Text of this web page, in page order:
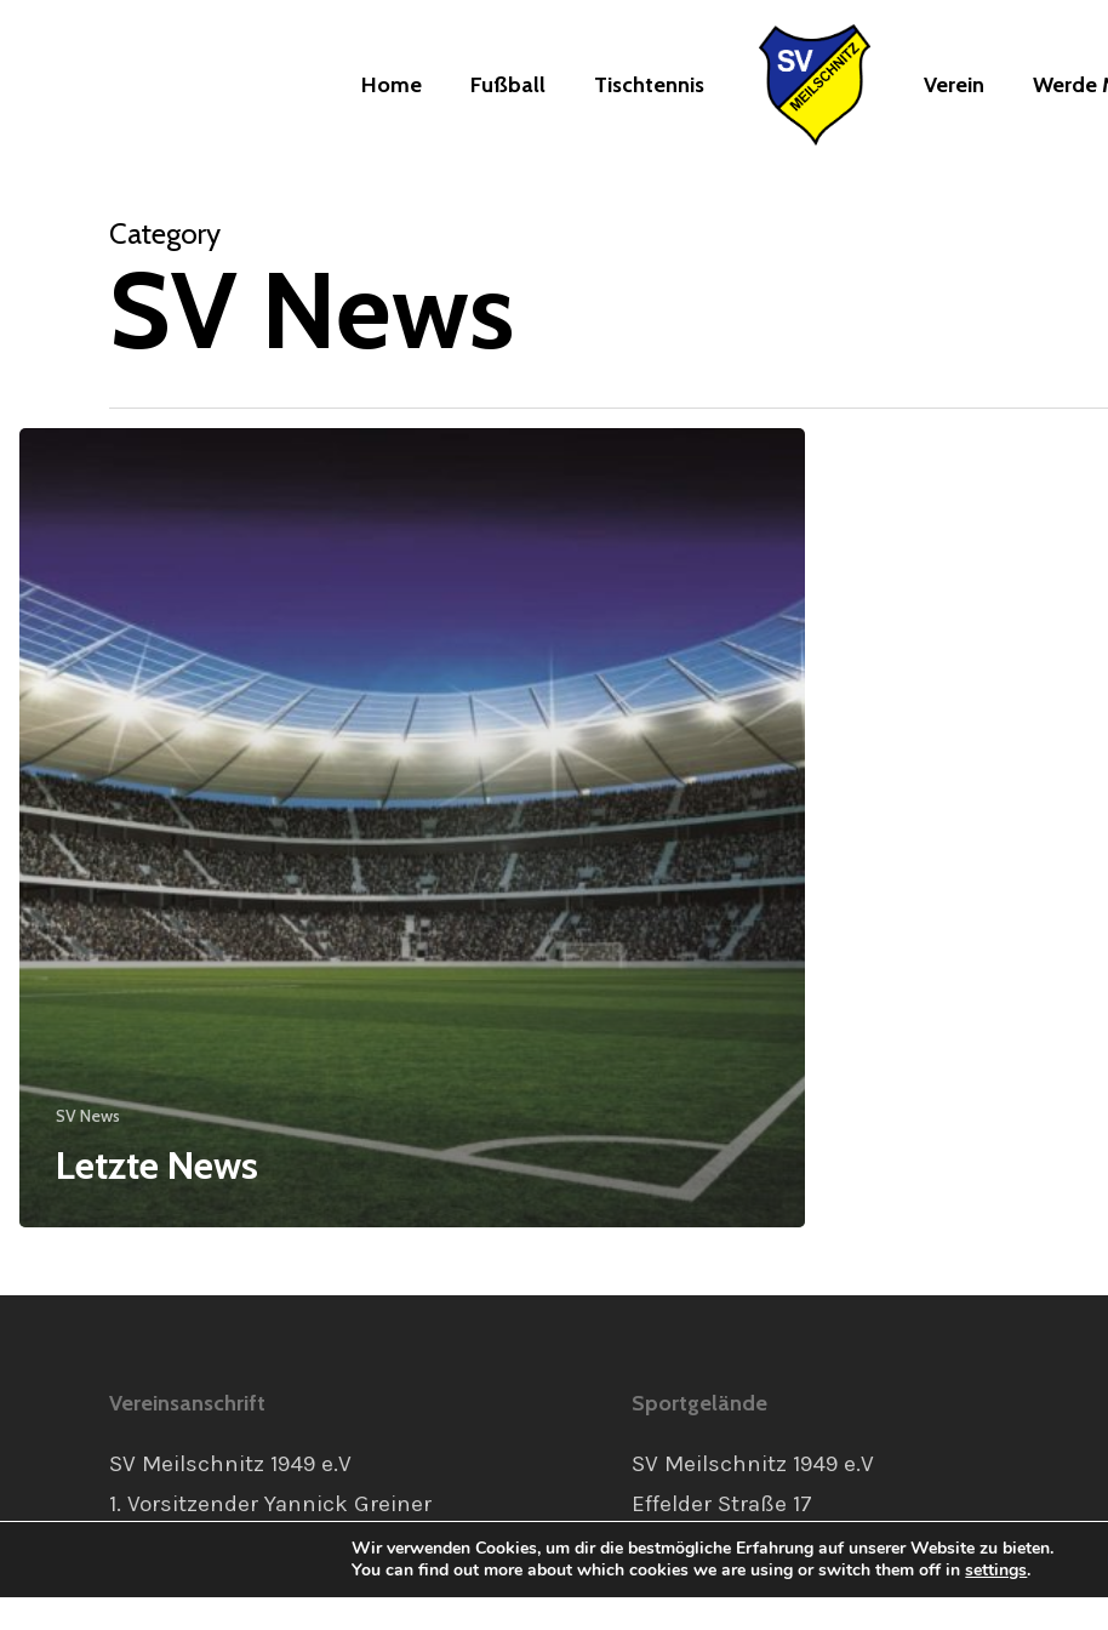
Home Fußball Tischtennis Verein Werde
Category
SV News
SV News
Letzte News
Vereinsanschrift
SV Meilschnitz 1949 e.V
1. Vorsitzender Yannick Greiner
Sportgelände
SV Meilschnitz 1949 e.V
Effelder Straße 17
96465 Neustadt bei
Coburg
Wir verwenden Cookies, um dir die bestmögliche Erfahrung auf unserer Website zu bieten.
You can find out more about which cookies we are using or switch them off insettings.